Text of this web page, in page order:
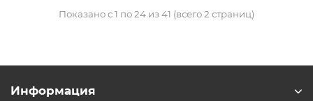
Показано с 1 по 24 из 41 (всего 2 страниц)
Информация